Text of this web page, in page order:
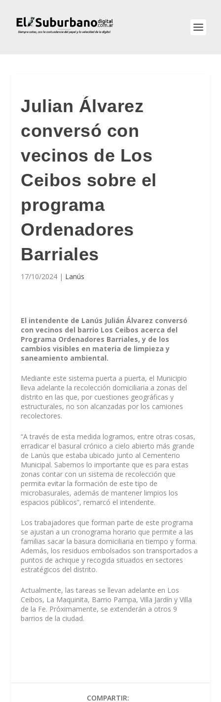
Julian Álvarez
conversó con
vecinos de Los
Ceibos sobre el
programa
Ordenadores
Barriales
17/10/2024 | Lanús
El intendente de Lanús Julián Álvarez conversó
con vecinos del barrio Los Ceibos acerca del
Programa Ordenadores Barriales, y de los
cambios visibles en materia de limpieza y
saneamiento ambiental.
Mediante este sistema puerta a puerta, el Municipio
lleva adelante la recolección domiciliaria a zonas del
distrito en las que, por cuestiones geográficas y
estructurales, no son alcanzadas por los camiones
recolectores.
“A través de esta medida logramos, entre otras cosas,
erradicar el basural crónico a cielo abierto más grande
de Lanús que estaba ubicado junto al Cementerio
Municipal. Sabemos lo importante que es para estas
zonas contar con un sistema de recolección que
permita evitar la formación de este tipo de
microbasurales, además de mantener limpios los
espacios públicos”, remarcó el intendente.
Los trabajadores que forman parte de este programa
se ajustan a un cronograma horario que permite a las
familias sacar la basura domiciliaria en tiempo y forma.
Además, los residuos embolsados son transportados a
puntos de achique y recogida situados en sectores
estratégicos del distrito.
Actualmente, las tareas se llevan adelante en Los
Ceibos, La Maquinita, Barrio Pampa, Villa Jardín y Villa
de la Fe. Próximamente, se extenderán a otros 9
barrios de la ciudad.
COMPARTIR: